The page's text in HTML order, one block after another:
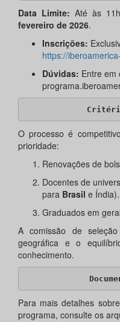
Data Limite: Até às
fevereiro de 2026.
Inscrições:
https://
Dúvidas: Entre em
O processo é
prioridade:
Renovações de
Docentes de
para Brasil e Índia).
Graduados em
A comissão de
geográfica e o
conhecimento.
Para mais detalhes
programa, consulte os